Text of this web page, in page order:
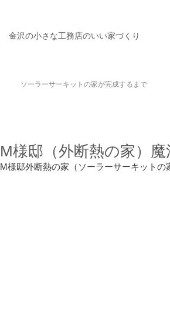
金沢の小さな工務店のいい家づくり
ソーラーサーキットの家が完成するまで
M様邸（外断熱の家）
M様邸外断熱の家（ソーラーサーキット